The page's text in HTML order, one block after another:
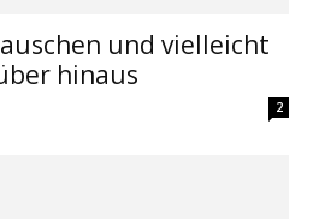
und vielleicht
hinaus
2